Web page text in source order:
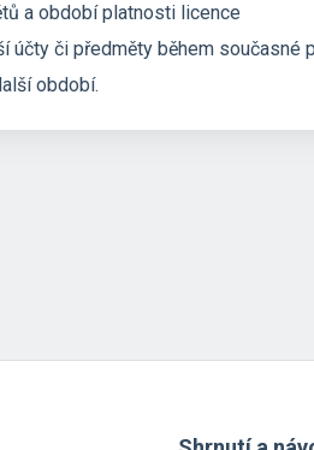
a období platnosti licence
účty či předměty během současné
období.